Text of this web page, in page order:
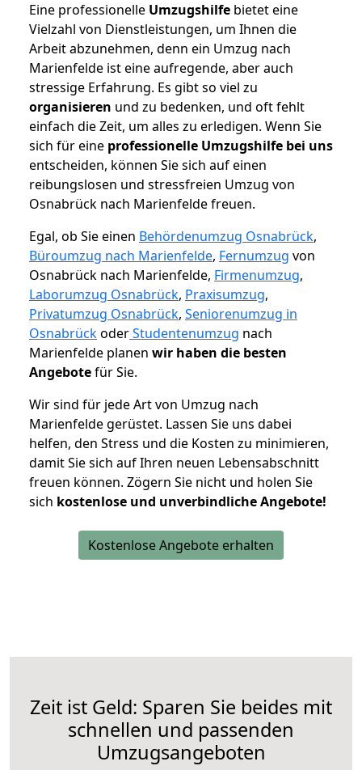
Eine professionelle Umzugshilfe bietet eine
Vielzahl von Dienstleistungen, um Ihnen die
Arbeit abzunehmen, denn ein Umzug nach
Marienfelde ist eine aufregende, aber auch
stressige Erfahrung. Es gibt so viel zu
organisieren und zu bedenken, und oft fehlt
einfach die Zeit, um alles zu erledigen. Wenn Sie
sich für eine professionelle Umzugshilfe bei uns
entscheiden, können Sie sich auf einen
reibungslosen und stressfreien Umzug von
Osnabrück nach Marienfelde freuen.
Egal, ob Sie einen Behördenumzug Osnabrück,
Büroumzug nach Marienfelde, Fernumzug von
Osnabrück nach Marienfelde, Firmenumzug,
Laborumzug Osnabrück, Praxisumzug,
Privatumzug Osnabrück, Seniorenumzug in
OsnabrückoderStudentenumzug nach
Marienfelde planen wir haben die besten
Angebotefür Sie.
Wir sind für jede Art von Umzug nach
Marienfelde gerüstet. Lassen Sie uns dabei
helfen, den Stress und die Kosten zu minimieren,
damit Sie sich auf Ihren neuen Lebensabschnitt
freuen können. Zögern Sie nicht und holen Sie
sich kostenlose und unverbindliche Angebote!
Kostenlose Angebote erhalten
Zeit ist Geld: Sparen Sie beides mit
schnellen und passenden
Umzugsangeboten